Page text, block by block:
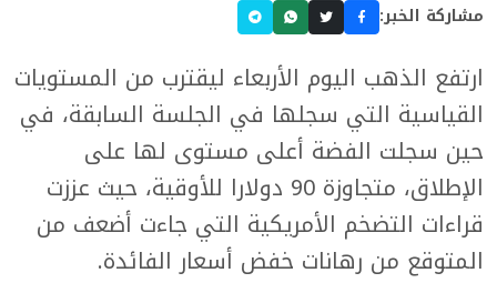
مشاركة الخبر:
ارتفع الذهب اليوم الأربعاء ليقترب ⁠من المستويات
القياسية التي سجلها في الجلسة السابقة، في
حين ‌سجلت الفضة أعلى مستوى لها على
الإطلاق، متجاوزة 90 دولارا للأوقية، حيث عززت
قراءات التضخم الأمريكية التي جاءت أضعف من
المتوقع من رهانات خفض أسعار الفائدة.